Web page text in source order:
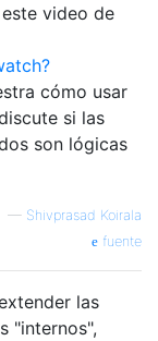
video de
cómo usar
si las
son lógicas
— Shivprasad Koirala
fuente
las
"internos",